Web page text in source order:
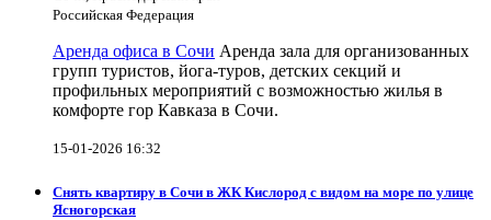
Российская Федерация
Аренда офиса в Сочи Аренда зала для организованных
групп туристов, йога-туров, детских секций и
профильных мероприятий с возможностью жилья в
комфорте гор Кавказа в Сочи.
15-01-2026 16:32
Снять квартиру в Сочи в ЖК Кислород с видом на море по улице
Ясногорская